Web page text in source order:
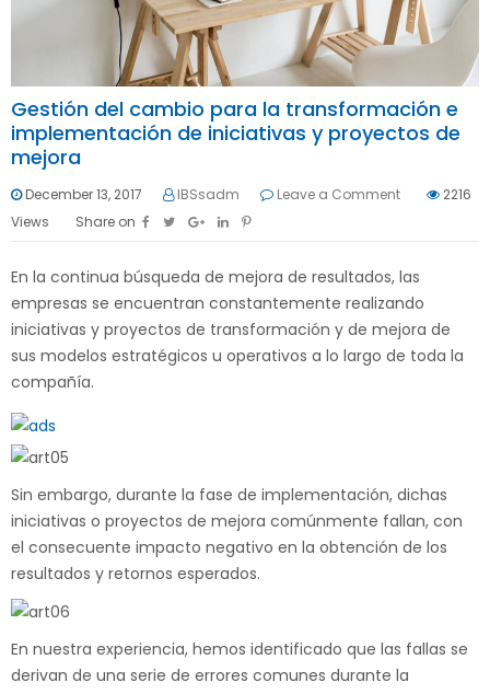
Gestión del cambio para la transformación e
implementación de iniciativas y proyectos de
mejora
December 13, 2017 IBSsadm Leave a Comment
2216
Views
Share on
En la continua búsqueda de mejora de resultados, las
empresas se encuentran constantemente realizando
iniciativas y proyectos de transformación y de mejora de
sus modelos estratégicos u operativos a lo largo de toda la
compañía.
Sin embargo, durante la fase de implementación, dichas
iniciativas o proyectos de mejora comúnmente fallan, con
el consecuente impacto negativo en la obtención de los
resultados y retornos esperados.
En nuestra experiencia, hemos identificado que las fallas se
derivan de una serie de errores comunes durante la